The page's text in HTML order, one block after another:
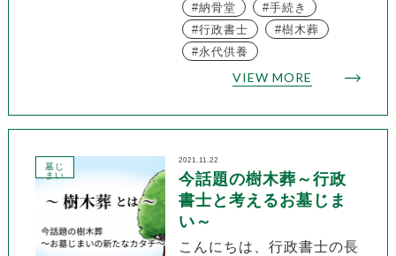
納骨堂
手続き
行政書士
樹木葬
永代供養
VIEW MORE
墓じ
まい
2021.11.22
今話題の樹木葬～行政
書士と考えるお墓じま
い～
こんにちは、行政書士の長